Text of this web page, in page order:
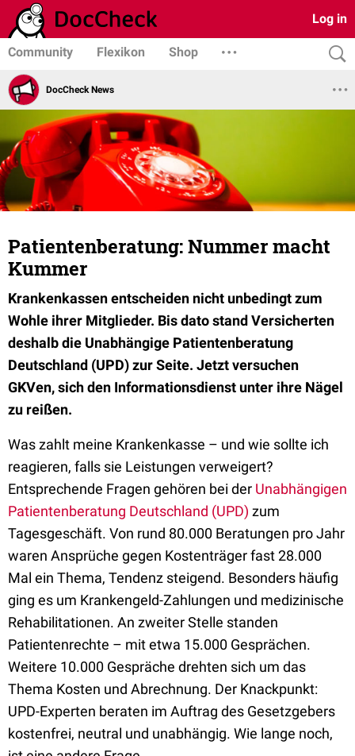
Log in
Community Flexikon Shop
DocCheck News
Patientenberatung: Nummer macht
Kummer
Krankenkassen entscheiden nicht unbedingt zum
Wohle ihrer Mitglieder. Bis dato stand Versicherten
deshalb die Unabhängige Patientenberatung
Deutschland (UPD) zur Seite. Jetzt versuchen
GKVen, sich den Informationsdienst unter ihre Nägel
zu reißen.
Was zahlt meine Krankenkasse – und wie sollte ich
reagieren, falls sie Leistungen verweigert?
Entsprechende Fragen gehören bei der Unabhängigen
Patientenberatung Deutschland (UPD) zum
Tagesgeschäft. Von rund 80.000 Beratungen pro Jahr
waren Ansprüche gegen Kostenträger fast 28.000
Mal ein Thema, Tendenz steigend. Besonders häufig
ging es um Krankengeld-Zahlungen und medizinische
Rehabilitationen. An zweiter Stelle standen
Patientenrechte – mit etwa 15.000 Gesprächen.
Weitere 10.000 Gespräche drehten sich um das
Thema Kosten und Abrechnung. Der Knackpunkt:
UPD-Experten beraten im Auftrag des Gesetzgebers
kostenfrei, neutral und unabhängig. Wie lange noch,